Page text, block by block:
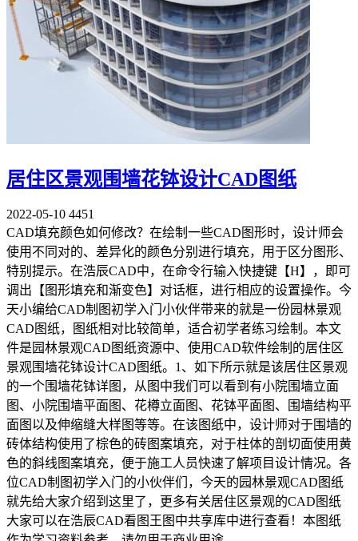
居住区景观围墙花钵设计CAD图纸
2022-05-10 4451
CAD填充颜色如何修改？在绘制一些CAD图形时，设计师会
使用不同对的、差异化的颜色分别进行填充，用于区分图形、
特别提示。在浩辰CAD中，在命令行输入快捷键【H】，即可
调出【图形填充和渐变色】对话框，进行相应的设置操作。今
天小编给CAD制图初学入门小伙伴带来的就是一份园林景观
CAD图纸，图纸相对比较简单，适合初学者练习绘制。本文
件是园林景观CAD图纸资源中、使用CAD软件绘制的居住区
景观围墙花钵设计CAD图纸。1、如下所示就是该居住区景观
的一个围墙花钵详图，从图中我们可以看到有小院围墙立面
图、小院围墙平面图、花樽立面图、花钵平面图、围墙结构平
面图以及伸缩缝大样图等等。在该图纸中，设计师对于围墙的
砖体结构使用了棕色的砖图案填充，对于柱体的剖切面使用黄
色的斜线图案填充，便于施工人员快速了解项目设计情况。各
位CAD制图初学入门的小伙伴们，今天的园林景观CAD图纸
就先给大家介绍到这里了，更多有关居住区景观的CAD图纸
大家可以在浩辰CAD看图王图中共享库中进行查看！本图纸